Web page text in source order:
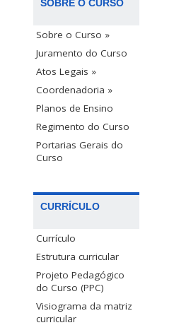
SOBRE O CURSO
Sobre o Curso »
Juramento do Curso
Atos Legais »
Coordenadoria »
Planos de Ensino
Regimento do Curso
Portarias Gerais do
Curso
CURRÍCULO
Currículo
Estrutura curricular
Projeto Pedagógico
do Curso (PPC)
Visiograma da matriz
curricular